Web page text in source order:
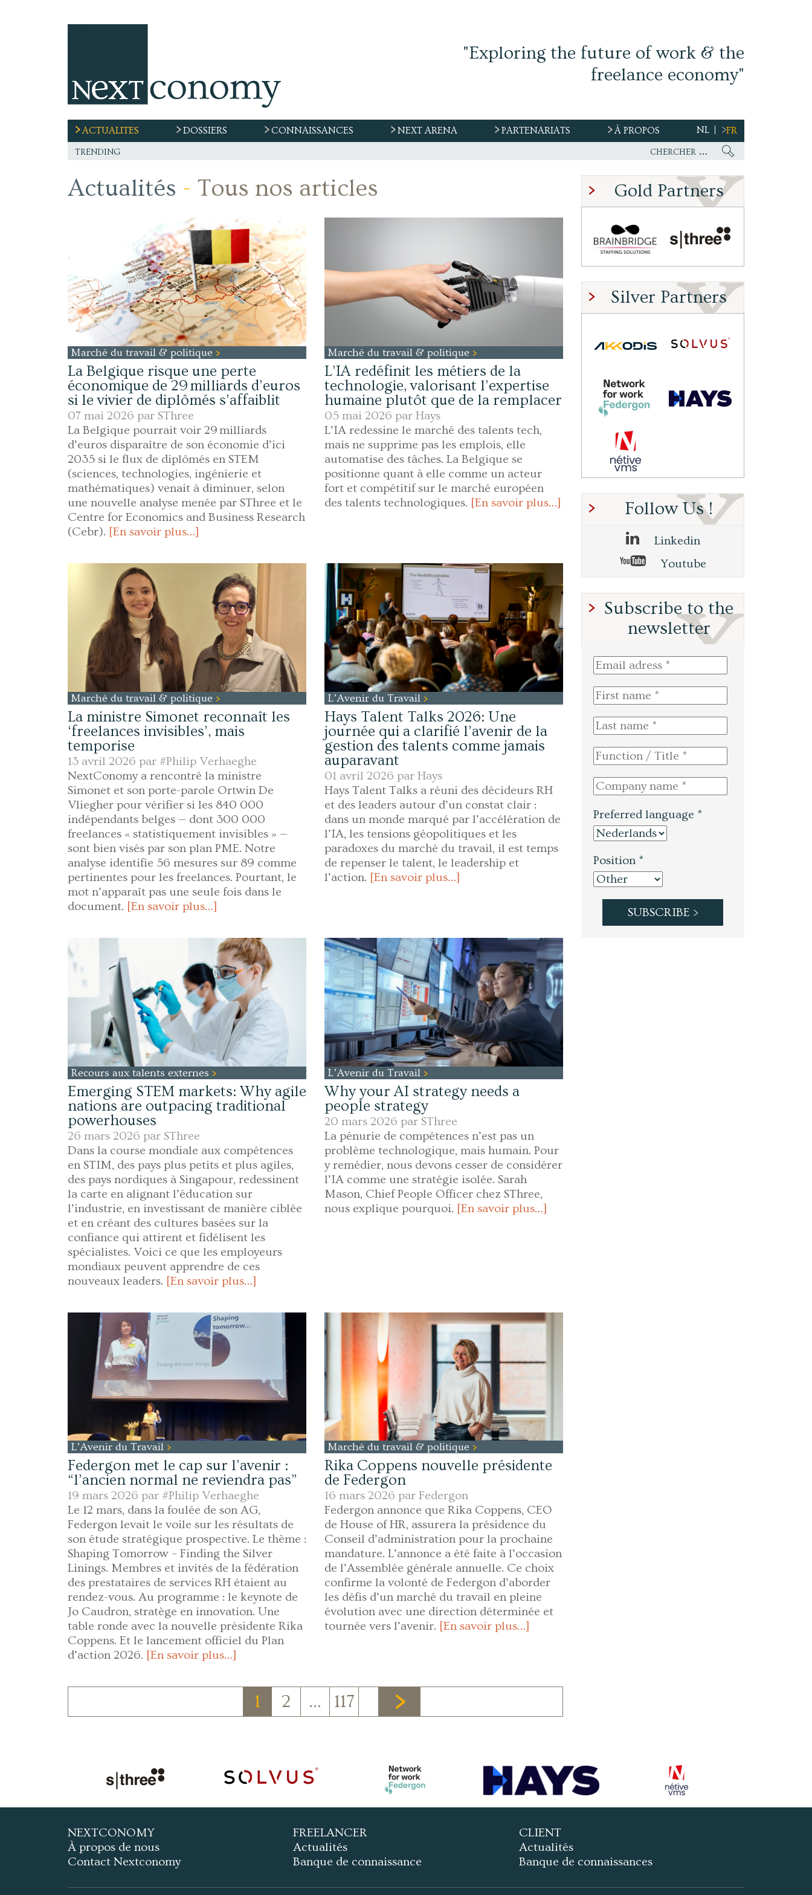
"Exploring the future of work & the
freelance economy"
ACTUALITES DOSSIERS CONNAISSANCES NEXT ARENA PARTENARIATS À PROPOS NL FR
trending
Actualités - Tous nos articles
Marché du travail & politique
La Belgique risque une perte
économique de 29 milliards d’euros
si le vivier de diplômés s’affaiblit
07 mai 2026 par SThree
La Belgique pourrait voir 29 milliards
d’euros disparaître de son économie d’ici
2035 si le flux de diplômés en STEM
(sciences, technologies, ingénierie et
mathématiques) venait à diminuer, selon
une nouvelle analyse menée par SThree et le
Centre for Economics and Business Research
(Cebr). [En savoir plus…]
Marché du travail & politique
L’IA redéfinit les métiers de la
technologie, valorisant l’expertise
humaine plutôt que de la remplacer
05 mai 2026 par Hays
L’IA redessine le marché des talents tech,
mais ne supprime pas les emplois, elle
automatise des tâches. La Belgique se
positionne quant à elle comme un acteur
fort et compétitif sur le marché européen
des talents technologiques. [En savoir plus…]
Marché du travail & politique
La ministre Simonet reconnaît les
‘freelances invisibles’, mais
temporise
13 avril 2026 par #Philip Verhaeghe
NextConomy a rencontré la ministre
Simonet et son porte-parole Ortwin De
Vliegher pour vérifier si les 840 000
indépendants belges — dont 300 000
freelances « statistiquement invisibles » —
sont bien visés par son plan PME. Notre
analyse identifie 56 mesures sur 89 comme
pertinentes pour les freelances. Pourtant, le
mot n’apparaît pas une seule fois dans le
document. [En savoir plus…]
L’Avenir du Travail
Hays Talent Talks 2026: Une
journée qui a clarifié l’avenir de la
gestion des talents comme jamais
auparavant
01 avril 2026 par Hays
Hays Talent Talks a réuni des décideurs RH
et des leaders autour d’un constat clair :
dans un monde marqué par l’accélération de
l’IA, les tensions géopolitiques et les
paradoxes du marché du travail, il est temps
de repenser le talent, le leadership et
l’action. [En savoir plus…]
Recours aux talents externes
Emerging STEM markets: Why agile
nations are outpacing traditional
powerhouses
26 mars 2026 par SThree
Dans la course mondiale aux compétences
en STIM, des pays plus petits et plus agiles,
des pays nordiques à Singapour, redessinent
la carte en alignant l’éducation sur
l’industrie, en investissant de manière ciblée
et en créant des cultures basées sur la
confiance qui attirent et fidélisent les
spécialistes. Voici ce que les employeurs
mondiaux peuvent apprendre de ces
nouveaux leaders. [En savoir plus…]
L’Avenir du Travail
Why your AI strategy needs a
people strategy
20 mars 2026 par SThree
La pénurie de compétences n’est pas un
problème technologique, mais humain. Pour
y remédier, nous devons cesser de considérer
l’IA comme une stratégie isolée. Sarah
Mason, Chief People Officer chez SThree,
nous explique pourquoi. [En savoir plus…]
L’Avenir du Travail
Federgon met le cap sur l’avenir :
“l’ancien normal ne reviendra pas”
19 mars 2026 par #Philip Verhaeghe
Le 12 mars, dans la foulée de son AG,
Federgon levait le voile sur les résultats de
son étude stratégique prospective. Le thème :
Shaping Tomorrow – Finding the Silver
Linings. Membres et invités de la fédération
des prestataires de services RH étaient au
rendez-vous. Au programme : le keynote de
Jo Caudron, stratège en innovation. Une
table ronde avec la nouvelle présidente Rika
Coppens. Et le lancement officiel du Plan
d’action 2026. [En savoir plus…]
Marché du travail & politique
Rika Coppens nouvelle présidente
de Federgon
16 mars 2026 par Federgon
Federgon annonce que Rika Coppens, CEO
de House of HR, assurera la présidence du
Conseil d’administration pour la prochaine
mandature. L’annonce a été faite à l’occasion
de l’Assemblée générale annuelle. Ce choix
confirme la volonté de Federgon d’aborder
les défis d’un marché du travail en pleine
évolution avec une direction déterminée et
tournée vers l’avenir. [En savoir plus…]
1 2 … 117
Gold Partners
Silver Partners
Follow Us !
Linkedin
Youtube
Subscribe to the
newsletter
Preferred language *
Position *
NEXTCONOMY
À propos de nous
Contact Nextconomy
FREELANCER
Actualités
Banque de connaissance
CLIENT
Actualités
Banque de connaissances